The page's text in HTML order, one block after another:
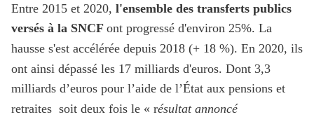
Entre 2015 et 2020, l'ensemble des transferts publics
versés à la SNCF ont progressé d'environ 25%. La
hausse s'est accélérée depuis 2018 (+ 18 %). En 2020, ils
ont ainsi dépassé les 17 milliards d'euros. Dont 3,3
milliards d’euros pour l’aide de l’État aux pensions et
retraites soit deux fois le « résultat annoncé